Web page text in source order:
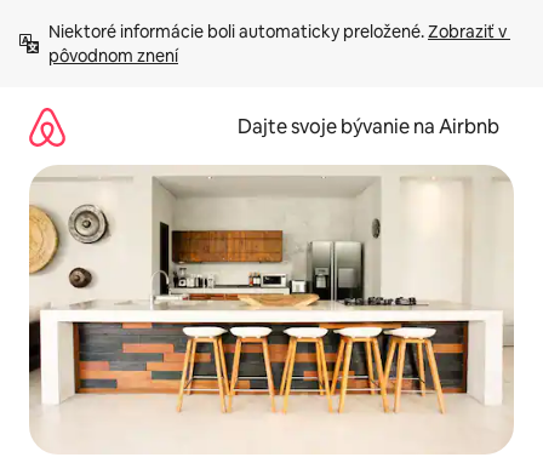
obsah.
Niektoré informácie boli automaticky preložené. Zobraziť v
pôvodnom znení
Dajte svoje bývanie na Airbnb